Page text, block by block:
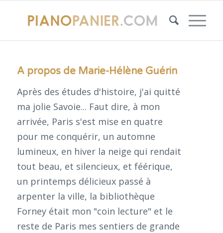
A propos de Marie-Hélène Guérin
Après des études d'histoire, j'ai quitté
ma jolie Savoie... Faut dire, à mon
arrivée, Paris s'est mise en quatre
pour me conquérir, un automne
lumineux, en hiver la neige qui rendait
tout beau, et silencieux, et féérique,
un printemps délicieux passé à
arpenter la ville, la bibliothèque
Forney était mon "coin lecture" et le
reste de Paris mes sentiers de grande